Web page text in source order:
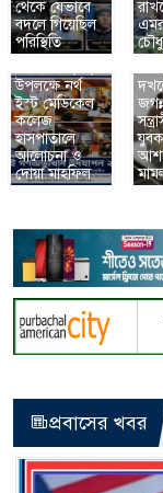
থেকে যেভাবে
বদলে গিয়েছিল
পরিস্থিতি
জুলাই
গণঅভ্যুত্থান
উপলক্ষে নর্থ
ইস্ট মেডিকেল
কলেজ
হাসপাতালে
আলোচনা ও
দোয়া মাহফিল
যুবক
প্রবাসের খবর